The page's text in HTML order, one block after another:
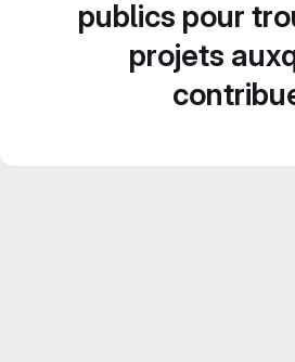
publics pour
projets